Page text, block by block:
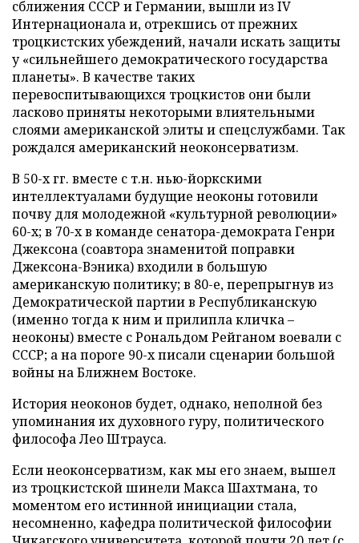
сближения СССР и Германии, вышли из IV
Интернационала и, отрекшись от прежних
троцкистских убеждений, начали искать защиты
у «сильнейшего демократического государства
планеты». В качестве таких
перевоспитывающихся троцкистов они были
ласково приняты некоторыми влиятельными
слоями американской элиты и спецслужбами. Так
рождался американский неоконсерватизм.
В 50-х гг. вместе с т.н. нью-йоркскими
интеллектуалами будущие неоконы готовили
почву для молодежной «культурной революции»
60-х; в 70-х в команде сенатора-демократа Генри
Джексона (соавтора знаменитой поправки
Джексона-Вэника) входили в большую
американскую политику; в 80-е, перепрыгнув из
Демократической партии в Республиканскую
(именно тогда к ним и прилипла кличка –
неоконы) вместе с Рональдом Рейганом воевали с
СССР; а на пороге 90-х писали сценарии большой
войны на Ближнем Востоке.
История неоконов будет, однако, неполной без
упоминания их духовного гуру, политического
философа Лео Штрауса.
Если неоконсерватизм, как мы его знаем, вышел
из троцкистской шинели Макса Шахтмана, то
моментом его истинной инициации стала,
несомненно, кафедра политической философии